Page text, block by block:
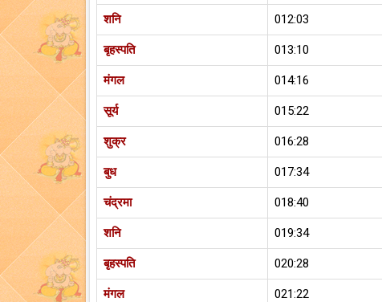
शनि 012:03
बृहस्पति 013:10
मंगल 014:16
सूर्य 015:22
शुक्र 016:28
बुध 017:34
चंद्रमा 018:40
शनि 019:34
बृहस्पति 020:28
मंगल 021:22